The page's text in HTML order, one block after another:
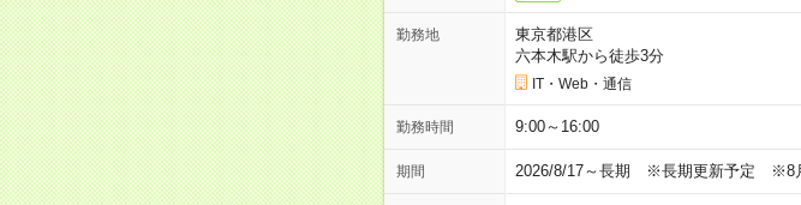
勤務地
東京都港区
六本木駅から徒歩3分
IT・Web・通信
勤務時間 9:00～16:00
期間 2026/8/17～長期 ※長期更新予定 ※8